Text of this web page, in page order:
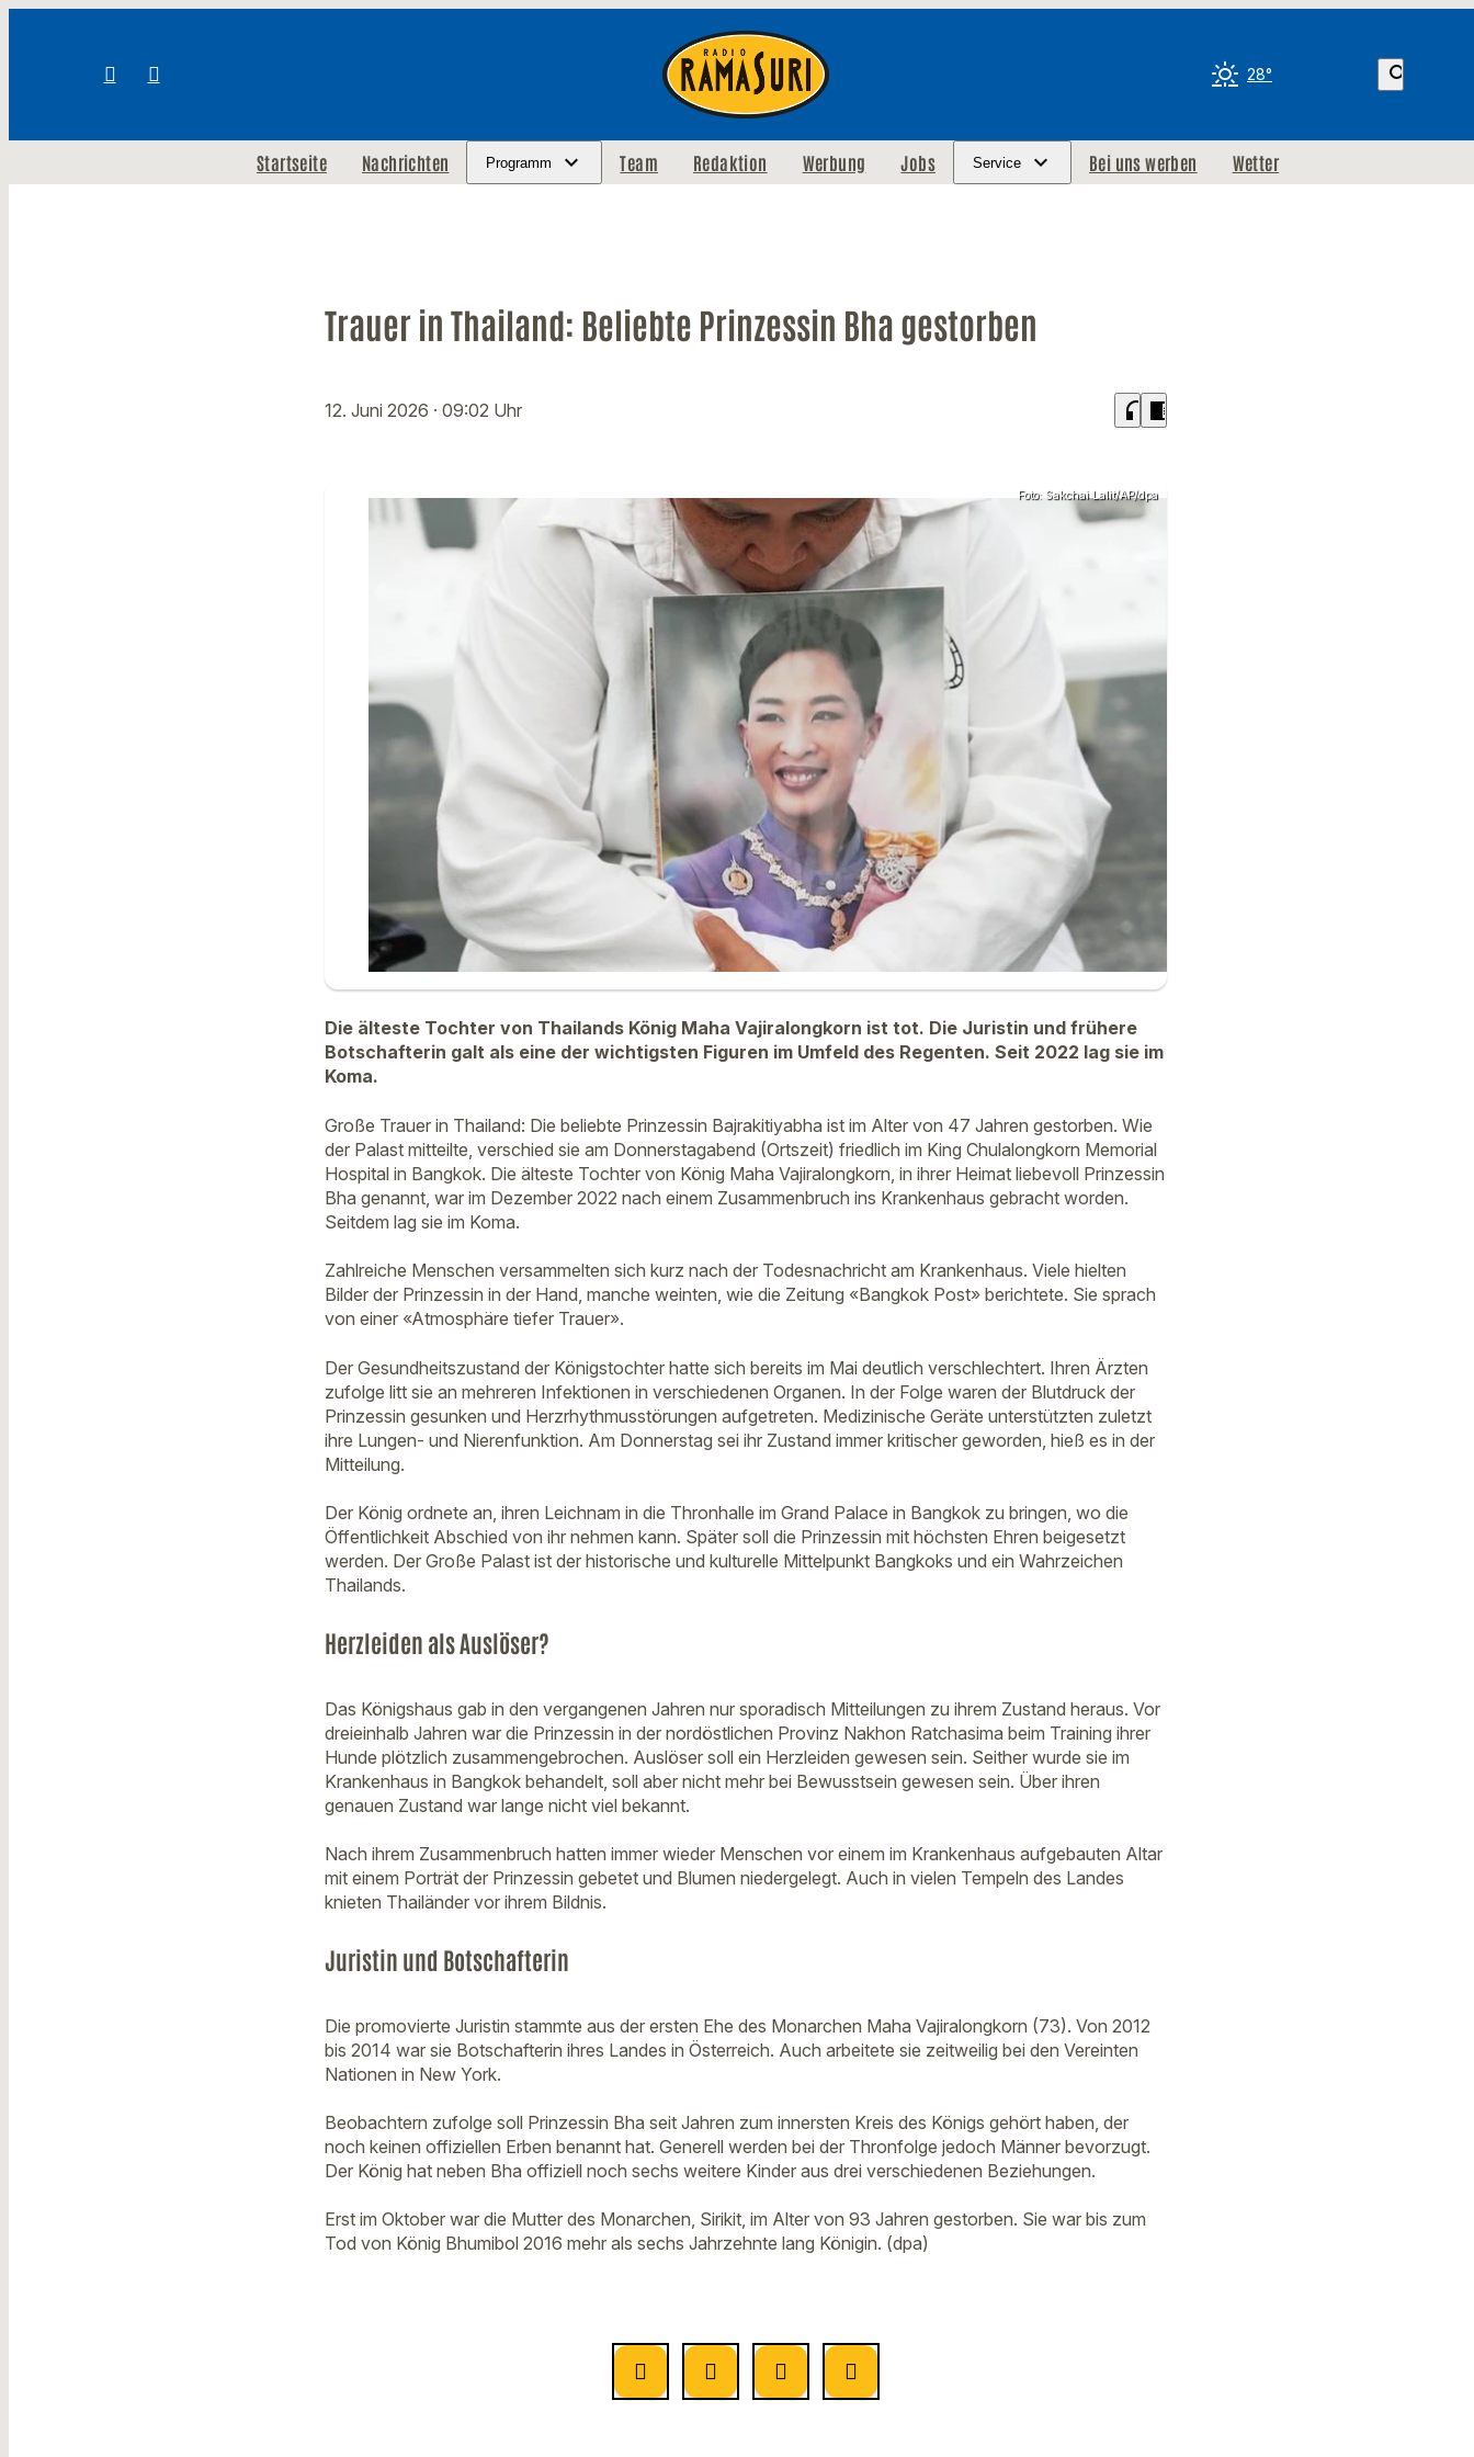
28° search
Startseite Nachrichten Programm Team Redaktion Werbung Jobs Service Bei uns werben Wetter
Trauer in Thailand: Beliebte Prinzessin Bha gestorben
12. Juni 2026 · 09:02 Uhr headphones chrome_reader_mode
Foto: Sakchai Lalit/AP/dpa
Die älteste Tochter von Thailands König Maha Vajiralongkorn ist tot. Die Juristin und frühere
Botschafterin galt als eine der wichtigsten Figuren im Umfeld des Regenten. Seit 2022 lag sie im
Koma.
Große Trauer in Thailand: Die beliebte Prinzessin Bajrakitiyabha ist im Alter von 47 Jahren gestorben. Wie
der Palast mitteilte, verschied sie am Donnerstagabend (Ortszeit) friedlich im King Chulalongkorn Memorial
Hospital in Bangkok. Die älteste Tochter von König Maha Vajiralongkorn, in ihrer Heimat liebevoll Prinzessin
Bha genannt, war im Dezember 2022 nach einem Zusammenbruch ins Krankenhaus gebracht worden.
Seitdem lag sie im Koma.
Zahlreiche Menschen versammelten sich kurz nach der Todesnachricht am Krankenhaus. Viele hielten
Bilder der Prinzessin in der Hand, manche weinten, wie die Zeitung «Bangkok Post» berichtete. Sie sprach
von einer «Atmosphäre tiefer Trauer».
Der Gesundheitszustand der Königstochter hatte sich bereits im Mai deutlich verschlechtert. Ihren Ärzten
zufolge litt sie an mehreren Infektionen in verschiedenen Organen. In der Folge waren der Blutdruck der
Prinzessin gesunken und Herzrhythmusstörungen aufgetreten. Medizinische Geräte unterstützten zuletzt
ihre Lungen- und Nierenfunktion. Am Donnerstag sei ihr Zustand immer kritischer geworden, hieß es in der
Mitteilung.
Der König ordnete an, ihren Leichnam in die Thronhalle im Grand Palace in Bangkok zu bringen, wo die
Öffentlichkeit Abschied von ihr nehmen kann. Später soll die Prinzessin mit höchsten Ehren beigesetzt
werden. Der Große Palast ist der historische und kulturelle Mittelpunkt Bangkoks und ein Wahrzeichen
Thailands.
Herzleiden als Auslöser?
Das Königshaus gab in den vergangenen Jahren nur sporadisch Mitteilungen zu ihrem Zustand heraus. Vor
dreieinhalb Jahren war die Prinzessin in der nordöstlichen Provinz Nakhon Ratchasima beim Training ihrer
Hunde plötzlich zusammengebrochen. Auslöser soll ein Herzleiden gewesen sein. Seither wurde sie im
Krankenhaus in Bangkok behandelt, soll aber nicht mehr bei Bewusstsein gewesen sein. Über ihren
genauen Zustand war lange nicht viel bekannt.
Nach ihrem Zusammenbruch hatten immer wieder Menschen vor einem im Krankenhaus aufgebauten Altar
mit einem Porträt der Prinzessin gebetet und Blumen niedergelegt. Auch in vielen Tempeln des Landes
knieten Thailänder vor ihrem Bildnis.
Juristin und Botschafterin
Die promovierte Juristin stammte aus der ersten Ehe des Monarchen Maha Vajiralongkorn (73). Von 2012
bis 2014 war sie Botschafterin ihres Landes in Österreich. Auch arbeitete sie zeitweilig bei den Vereinten
Nationen in New York.
Beobachtern zufolge soll Prinzessin Bha seit Jahren zum innersten Kreis des Königs gehört haben, der
noch keinen offiziellen Erben benannt hat. Generell werden bei der Thronfolge jedoch Männer bevorzugt.
Der König hat neben Bha offiziell noch sechs weitere Kinder aus drei verschiedenen Beziehungen.
Erst im Oktober war die Mutter des Monarchen, Sirikit, im Alter von 93 Jahren gestorben. Sie war bis zum
Tod von König Bhumibol 2016 mehr als sechs Jahrzehnte lang Königin. (dpa)